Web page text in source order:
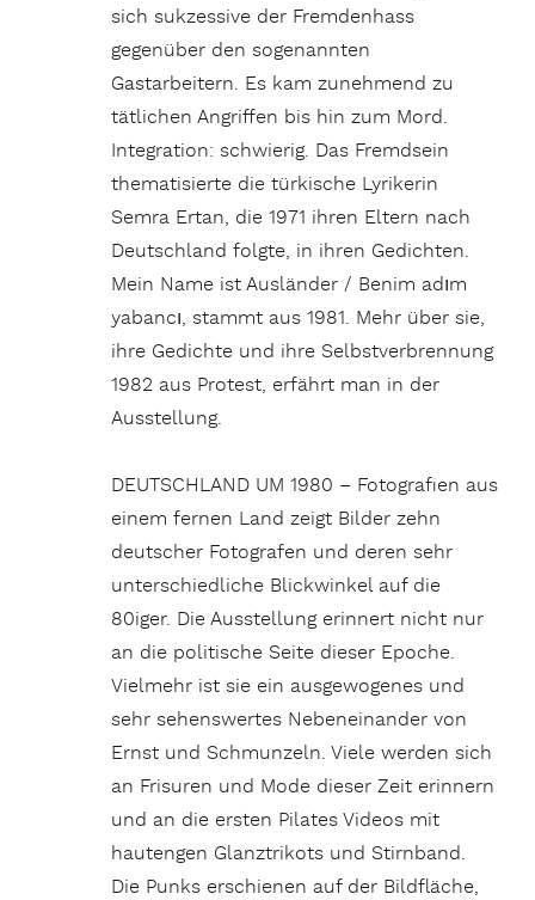
sich sukzessive der Fremdenhass
gegenüber den sogenannten
Gastarbeitern. Es kam zunehmend zu
tätlichen Angriffen bis hin zum Mord.
Integration: schwierig. Das Fremdsein
thematisierte die türkische Lyrikerin
Semra Ertan, die 1971 ihren Eltern nach
Deutschland folgte, in ihren Gedichten.
Mein Name ist Ausländer / Benim adım
yabancı, stammt aus 1981. Mehr über sie,
ihre Gedichte und ihre Selbstverbrennung
1982 aus Protest, erfährt man in der
Ausstellung.
DEUTSCHLAND UM 1980 – Fotografien aus
einem fernen Land zeigt Bilder zehn
deutscher Fotografen und deren sehr
unterschiedliche Blickwinkel auf die
80iger. Die Ausstellung erinnert nicht nur
an die politische Seite dieser Epoche.
Vielmehr ist sie ein ausgewogenes und
sehr sehenswertes Nebeneinander von
Ernst und Schmunzeln. Viele werden sich
an Frisuren und Mode dieser Zeit erinnern
und an die ersten Pilates Videos mit
hautengen Glanztrikots und Stirnband.
Die Punks erschienen auf der Bildfläche,